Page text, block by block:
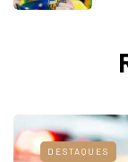
DESTAQUES